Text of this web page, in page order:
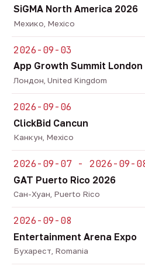
SiGMA North America 2026
Мехико, Mexico
2026-09-03
App Growth Summit London
Лондон, United Kingdom
2026-09-06
ClickBid Cancun
Канкун, Mexico
2026-09-07 - 2026-09-
GAT Puerto Rico 2026
Сан-Хуан, Puerto Rico
2026-09-08
Entertainment Arena Expo
Бухарест, Romania